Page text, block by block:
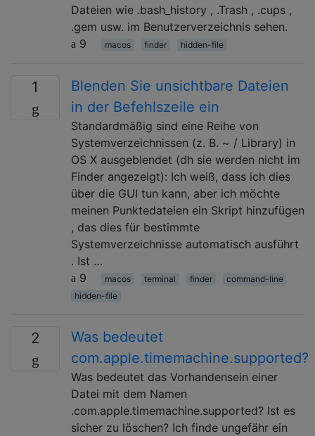
Dateien wie .bash_history , .Trash , .cups ,
.gem usw. im Benutzerverzeichnis sehen.
9
macos finder hidden-file
1
Blenden Sie unsichtbare Dateien
in der Befehlszeile ein
Standardmäßig sind eine Reihe von
Systemverzeichnissen (z. B. ~ / Library) in
OS X ausgeblendet (dh sie werden nicht im
Finder angezeigt): Ich weiß, dass ich dies
über die GUI tun kann, aber ich möchte
meinen Punktedateien ein Skript hinzufügen
, das dies für bestimmte
Systemverzeichnisse automatisch ausführt
. Ist …
9
macos terminal finder
command-line
hidden-file
2
Was bedeutet
com.apple.timemachine.supported?
Was bedeutet das Vorhandensein einer
Datei mit dem Namen
.com.apple.timemachine.supported? Ist es
sicher zu löschen? Ich finde ungefähr ein